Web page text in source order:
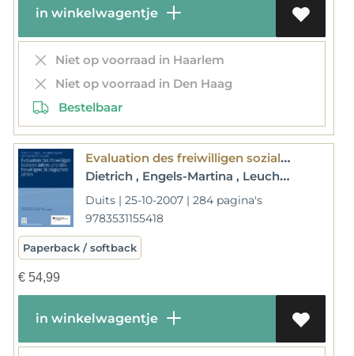
in winkelwagentje
Niet op voorraad in Haarlem
Niet op voorraad in Den Haag
Bestelbaar
Evaluation des freiwilligen sozialen Jahres und des freiwilligen ökologischen Jahres
Dietrich , Engels-Martina , Leucht-Gerhard , Machalowski
Duits | 25-10-2007 | 284 pagina's
9783531155418
Paperback / softback
€54,99
in winkelwagentje